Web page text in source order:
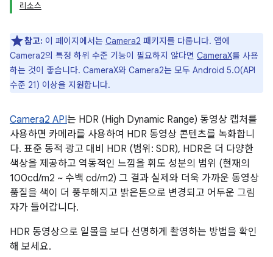
리소스
참고: 이 페이지에서는 Camera2 패키지를 다룹니다. 앱에
Camera2의 특정 하위 수준 기능이 필요하지 않다면 CameraX를 사용
하는 것이 좋습니다. CameraX와 Camera2는 모두 Android 5.0(API
수준 21) 이상을 지원합니다.
Camera2 API는 HDR (High Dynamic Range) 동영상 캡처를
사용하면 카메라를 사용하여 HDR 동영상 콘텐츠를 녹화합니
다. 표준 동적 광고 대비 HDR (범위: SDR), HDR은 더 다양한
색상을 제공하고 역동적인 느낌을 휘도 성분의 범위 (현재의
100cd/m2 ~ 수백 cd/m2) 그 결과 실제와 더욱 가까운 동영상
품질을 색이 더 풍부해지고 밝은톤으로 변경되고 어두운 그림
자가 들어갑니다.
HDR 동영상으로 일몰을 보다 선명하게 촬영하는 방법을 확인
해 보세요.